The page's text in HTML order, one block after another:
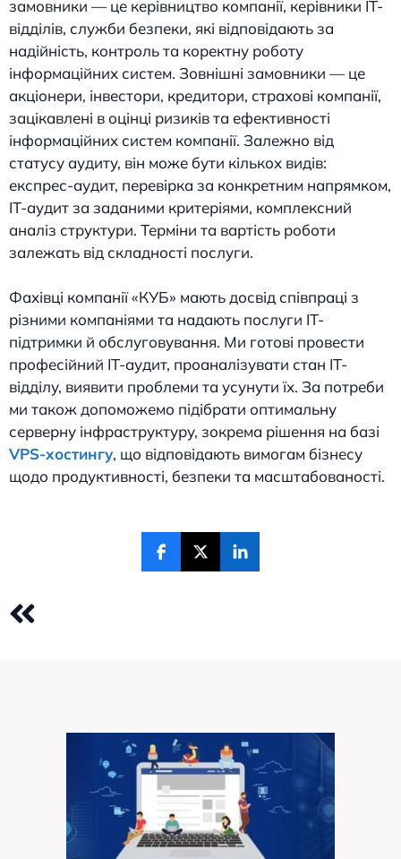
замовники — це керівництво компанії, керівники ІТ-
відділів, служби безпеки, які відповідають за
надійність, контроль та коректну роботу
інформаційних систем. Зовнішні замовники — це
акціонери, інвестори, кредитори, страхові компанії,
зацікавлені в оцінці ризиків та ефективності
інформаційних систем компанії. Залежно від
статусу аудиту, він може бути кількох видів:
експрес-аудит, перевірка за конкретним напрямком,
ІТ-аудит за заданими критеріями, комплексний
аналіз структури. Терміни та вартість роботи
залежать від складності послуги.
Фахівці компанії «КУБ» мають досвід співпраці з
різними компаніями та надають послуги ІТ-
підтримки й обслуговування. Ми готові провести
професійний ІТ-аудит, проаналізувати стан ІТ-
відділу, виявити проблеми та усунути їх. За потреби
ми також допоможемо підібрати оптимальну
серверну інфраструктуру, зокрема рішення на базі
VPS-хостингу, що відповідають вимогам бізнесу
щодо продуктивності, безпеки та масштабованості.